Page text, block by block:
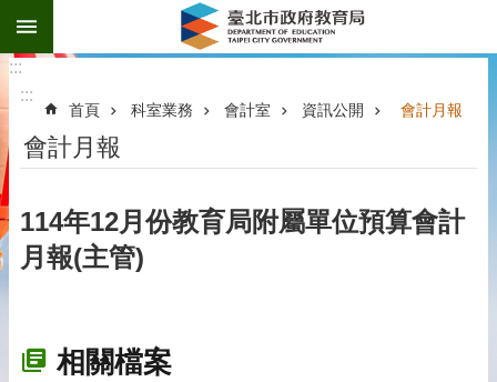
跳到主要內容區塊
:::
:::
首頁 科室業務 會計室 資訊公開 會計月報
會計月報
114年12月份教育局附屬單位預算會計
月報(主管)
相關檔案